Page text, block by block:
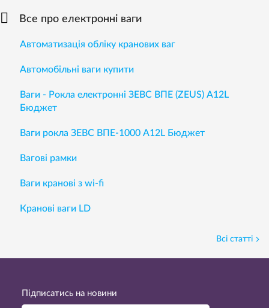
Все про електронні ваги
Автоматизація обліку кранових ваг
Автомобільні ваги купити
Ваги - Рокла електронні ЗЕВС ВПЕ (ZEUS) A12L
Бюджет
Ваги рокла ЗЕВС ВПЕ-1000 А12L Бюджет
Вагові рамки
Ваги кранові з wi-fi
Кранові ваги LD
Всі статті
Підписатись на новини